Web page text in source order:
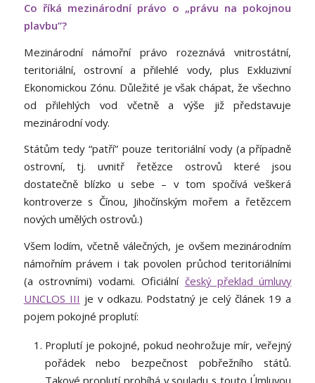
Co říká mezinárodní právo o „právu na pokojnou
plavbu”?
Mezinárodní námořní právo rozeznává vnitrostátní,
teritoriální, ostrovní a přilehlé vody, plus Exkluzivní
Ekonomickou Zónu. Důležité je však chápat, že všechno
od přilehlých vod včetně a výše již představuje
mezinárodní vody.
Státům tedy “patří” pouze teritoriální vody (a případně
ostrovní, tj. uvnitř řetězce ostrovů které jsou
dostatečně blízko u sebe – v tom spočívá veškerá
kontroverze s Čínou, Jihočínským mořem a řetězcem
nových umělých ostrovů.)
Všem lodím, včetně válečných, je ovšem mezinárodním
námořním právem i tak povolen průchod teritoriálními
(a ostrovními) vodami. Oficiální český překlad úmluvy
UNCLOS III je v odkazu. Podstatný je celý článek 19 a
pojem pokojné proplutí:
Proplutí je pokojné, pokud neohrožuje mír, veřejný
pořádek nebo bezpečnost pobřežního států.
Takové proplutí probíhá v souladu s touto Úmluvou